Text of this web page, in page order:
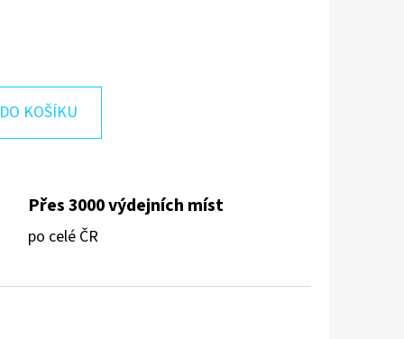
KOŠÍKU
Přes 3000 výdejních míst
po celé ČR